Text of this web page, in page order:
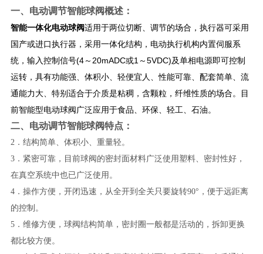
一、 电动调节智能球阀概述：
智能一体化电动球阀适用于两位切断、调节的场合，执行器可采用
国产或进口执行器，采用一体化结构，电动执行机构内置伺服系
统，输入控制信号(4～20mADC或1～5VDC)及单相电源即可控制
运转，具有功能强、体积小、轻便宜人、性能可靠、配套简单、流
通能力大、特别适合于介质是粘稠，含颗粒，纤维性质的场合。目
前智能型电动球阀广泛应用于食品、环保、轻工、石油。
二、 电动调节智能球阀特点 ：
2．结构简单、体积小、重量轻。
3．紧密可靠，目前球阀的密封面材料广泛使用塑料、密封性好，
在真空系统中也已广泛使用。
4．操作方便，开闭迅速，从全开到全关只要旋转90°，便于远距离
的控制。
5．维修方便，球阀结构简单，密封圈一般都是活动的，拆卸更换
都比较方便。